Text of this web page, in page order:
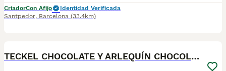
CriadorCon Afijo
Identidad Verificada
Santpedor, Barcelona (33.4km)
TECKEL CHOCOLATE Y ARLEQUÍN CHOCOLATE